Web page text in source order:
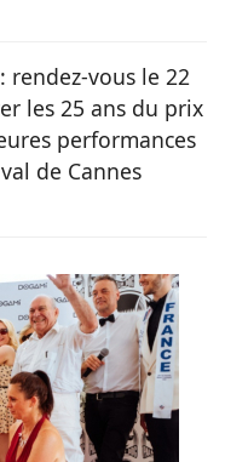
rendez-vous le 22
les 25 ans du prix
performances
de Cannes